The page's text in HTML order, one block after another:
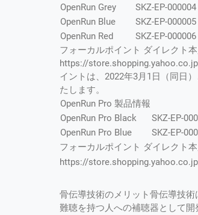
OpenRun Grey
SKZ-EP-000004
OpenRun Blue
SKZ-EP-000005
OpenRun Red
SKZ-EP-000006
フォーカルポイント ダイレクト
https://
イントは、2022年3月1日（同日
たします。
OpenRun Pro 製品情報
OpenRun Pro Black
SKZ-EP-
OpenRun Pro Blue
SKZ-EP-
フォーカルポイント ダイレクト
https://
骨伝導技術のメリット骨伝導技
難聴を持つ人への補聴器として